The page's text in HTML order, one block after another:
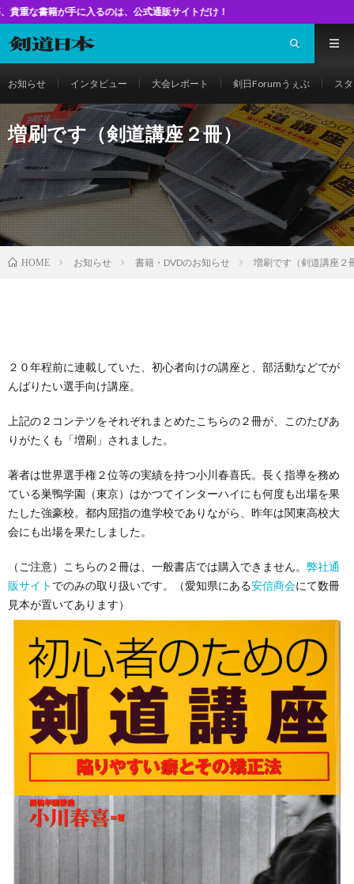
は、公式通販サイトだけ！
お知らせ インタビュー 大会レポート 剣日Forumうぇぶ ス
増刷です（剣道講座２冊）
HOME お知らせ 書籍・DVDのお知らせ 増刷です（剣道講座２
２０年程前に連載していた、初心者向けの講座と、部活動などでが
んばりたい選手向け講座。
上記の２コンテツをそれぞれまとめたこちらの２冊が、このたびあ
りがたくも「増刷」されました。
著者は世界選手権２位等の実績を持つ小川春喜氏。長く指導を務め
ている巣鴨学園（東京）はかつてインターハイにも何度も出場を果
たした強豪校。都内屈指の進学校でありながら、昨年は関東高校大
会にも出場を果たしました。
（ご注意）こちらの２冊は、一般書店では購入できません。 弊社通
販サイト でのみの取り扱いです。（愛知県にある安信商会にて数冊
見本が置いてあります）